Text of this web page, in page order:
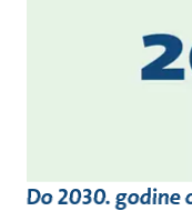
Do 2030. godine